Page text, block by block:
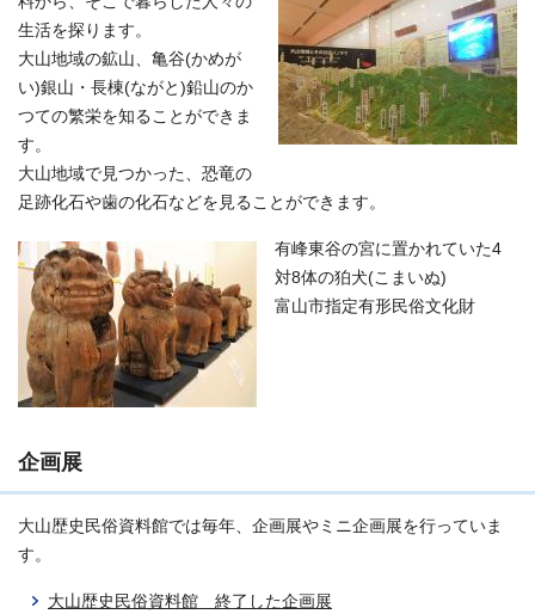
生活を探ります。
大山地域の鉱山、亀谷(かめが
い)銀山・長棟(ながと)鉛山のか
つての繁栄を知ることができま
す。
大山地域で見つかった、恐竜の
足跡化石や歯の化石などを見ることができます。
有峰東谷の宮に置かれていた4
対8体の狛犬(こまいぬ)
富山市指定有形民俗文化財
企画展
大山歴史民俗資料館では毎年、企画展やミニ企画展を行っていま
す。
大山歴史民俗資料館 終了した企画展